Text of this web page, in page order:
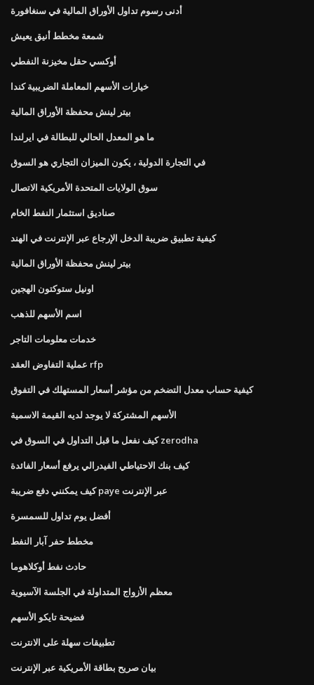
أدنى رسوم تداول الأوراق المالية في سنغافورة
شمعة مخطط أنيق يعيش
أوكسي حقل مخيزنة النفطي
خيارات الأسهم المعاملة الضريبية كندا
بيتر لينش محفظة الأوراق المالية
ما هو المعدل الحالي للبطالة في ايرلندا
في التجارة الدولية ، يكون الميزان التجاري هو السوق
سوق الولايات المتحدة الأمريكية الاتصال
صناديق استثمار النفط الخام
كيفية تطبيق ضريبة الدخل الإرجاع عبر الإنترنت في الهند
بيتر لينش محفظة الأوراق المالية
اونيل ستوكتون الهجين
اسم الأسهم للذهب
خدمات معلومات التاجر
عملية التفاوض العقد rfp
كيفية حساب معدل التضخم من مؤشر أسعار المستهلك في التفوق
الأسهم المشتركة لا يوجد لديه القيمة الاسمية
كيف نفعل ما قبل التداول في السوق في zerodha
كيف بنك الاحتياطي الفيدرالي يرفع أسعار الفائدة
كيف يمكنني دفع ضريبة paye عبر الإنترنت
أفضل يوم تداول للسمسرة
مخطط حفر آبار النفط
حادث نفط أوكلاهوما
معظم الأزواج المتداولة في الجلسة الآسيوية
فضيحة تايكو الأسهم
تطبيقات سهلة على الانترنت
بيان صريح بطاقة الأمريكية عبر الإنترنت